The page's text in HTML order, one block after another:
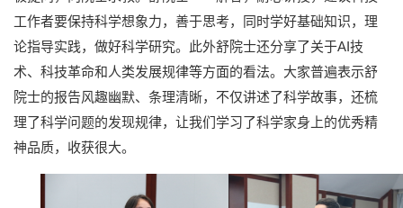
工作者要保持科学想象力，善于思考，同时学好基础知识，理
论指导实践，做好科学研究。此外舒院士还分享了关于AI技
术、科技革命和人类发展规律等方面的看法。大家普遍表示舒
院士的报告风趣幽默、条理清晰，不仅讲述了科学故事，还梳
理了科学问题的发现规律，让我们学习了科学家身上的优秀精
神品质，收获很大。